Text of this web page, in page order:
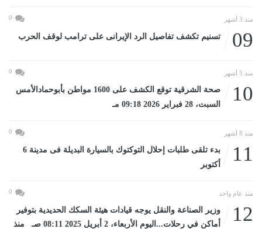
منذ 3 أشهر 0
09 تسنيم تكشف تفاصيل الرد الإيرانى على ترامب لوقف الحرب
منذ 5 أشهر 0
10
صحة الشرقية توقع الكشف على 1600 مواطن بأبوحمادالأمس
السبت، 28 فبراير 2026 09:18 مـ
منذ 8 أشهر 0
11
بدء تلقى طلبات إحلال التوكتوك بالسيارة البديلة فى مدينة 6
أكتوبر
منذ عام واحد 0
12
وزير الصناعة والنقل يوجه قيادات هيئة السكك الحديدية بتوفير
أماكن في رحلات...اليوم الأربعاء، 2 أبريل 2025 08:11 صـ منذ